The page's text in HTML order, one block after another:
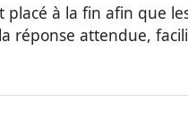
placé à la fin afin que
réponse attendue,